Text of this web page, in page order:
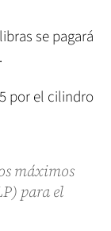
se pagará
por el cilindro
máximos
para el